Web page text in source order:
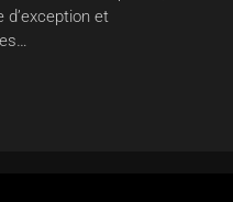
d’exception et